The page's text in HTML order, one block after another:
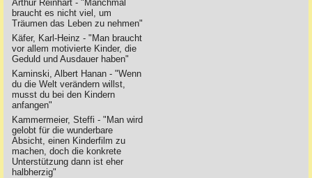
Arthur Reinhart - "Manchmal
braucht es nicht viel, um
Träumen das Leben zu nehmen"
Käfer, Karl-Heinz - "Man braucht
vor allem motivierte Kinder, die
Geduld und Ausdauer haben"
Kaminski, Albert Hanan - "Wenn
du die Welt verändern willst,
musst du bei den Kindern
anfangen"
Kammermeier, Steffi - "Man wird
gelobt für die wunderbare
Absicht, einen Kinderfilm zu
machen, doch die konkrete
Unterstützung dann ist eher
halbherzig"